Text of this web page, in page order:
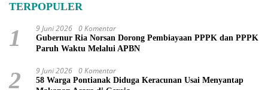
TERPOPULER
1 9 Juni 2026 0 Komentar
Gubernur Ria Norsan Dorong Pembiayaan PPPK dan PPPK
Paruh Waktu Melalui APBN
2 9 Juni 2026 0 Komentar
58 Warga Pontianak Diduga Keracunan Usai Menyantap